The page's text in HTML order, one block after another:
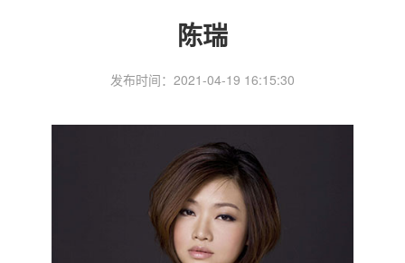
陈瑞
发布时间：2021-04-19 16:15:30